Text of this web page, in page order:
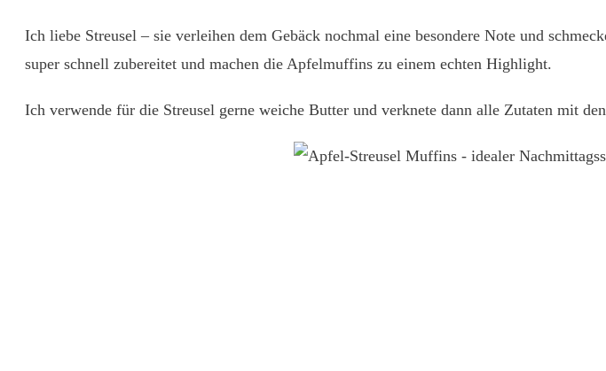
Ich liebe Streusel – sie verleihen dem Gebäck nochmal eine besondere Note und
super schnell zubereitet und machen die Apfelmuffins zu einem echten Highlight.
Ich verwende für die Streusel gerne weiche Butter und verknete dann alle Zutaten mit